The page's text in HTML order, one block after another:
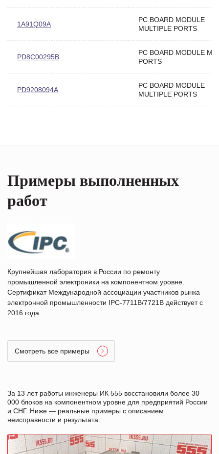
1A91Q09A
PC BOARD MODULE
MULTIPLE PORTS
PD8C00295B
PC BOARD MODULE
PORTS
PD9208094A
PC BOARD MODULE
MULTIPLE PORTS
Примеры выполненных
работ
Крупнейшая лаборатория в России по ремонту
промышленной электроники на компонентном уровне.
Сертификат Международной ассоциации участников рынка
электронной промышленности IPC-7711B/7721B действует с
2016 года
Смотреть все примеры
За 13 лет работы инженеры ИК 555 восстановили более 30
000 блоков на компонентном уровне для предприятий России
и СНГ. Ниже — реальные примеры с описанием
неисправности и результата.